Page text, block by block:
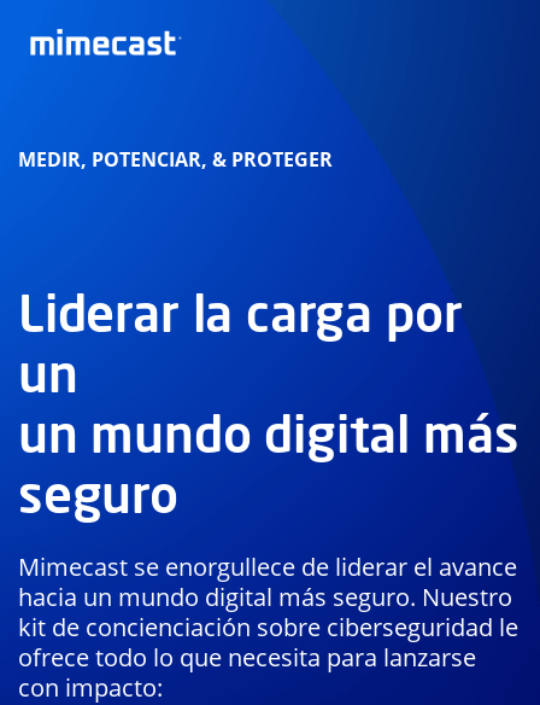
MEDIR, POTENCIAR, & PROTEGER
Liderar la carga por
un
un mundo digital más
seguro
Mimecast se enorgullece de liderar el avance
hacia un mundo digital más seguro. Nuestro
kit de concienciación sobre ciberseguridad le
ofrece todo lo que necesita para lanzarse
con impacto: